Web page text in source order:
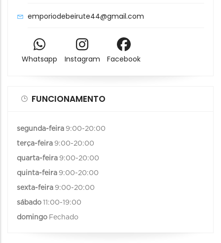
emporiodebeirute44@gmail.com
Whatsapp Instagram Facebook
FUNCIONAMENTO
segunda-feira 9:00-20:00
terça-feira 9:00-20:00
quarta-feira 9:00-20:00
quinta-feira 9:00-20:00
sexta-feira 9:00-20:00
sábado 11:00-19:00
domingo Fechado